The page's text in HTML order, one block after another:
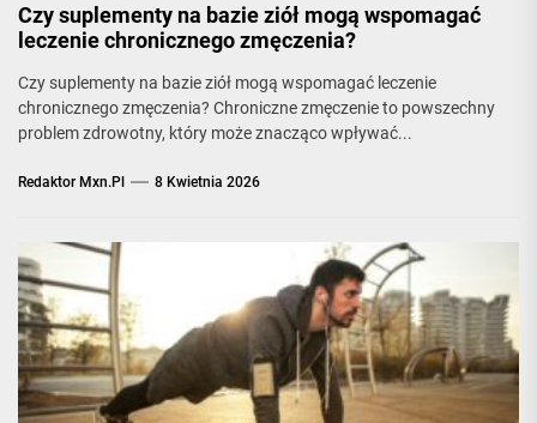
Czy suplementy na bazie ziół mogą wspomagać
leczenie chronicznego zmęczenia?
Czy suplementy na bazie ziół mogą wspomagać leczenie
chronicznego zmęczenia? Chroniczne zmęczenie to powszechny
problem zdrowotny, który może znacząco wpływać...
Redaktor Mxn.pl 8 Kwietnia 2026